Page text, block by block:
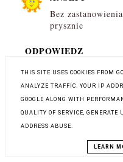
Bez
prysznic
ODPOWIEDZ
Znam te produkty i
ODPOWIEDZ
THIS SITE USES COOKIES FROM
ANALYZE TRAFFIC. YOUR IP
GOOGLE ALONG WITH
QUALITY OF SERVICE, GENERATE
ADDRESS ABUSE.
LEARN